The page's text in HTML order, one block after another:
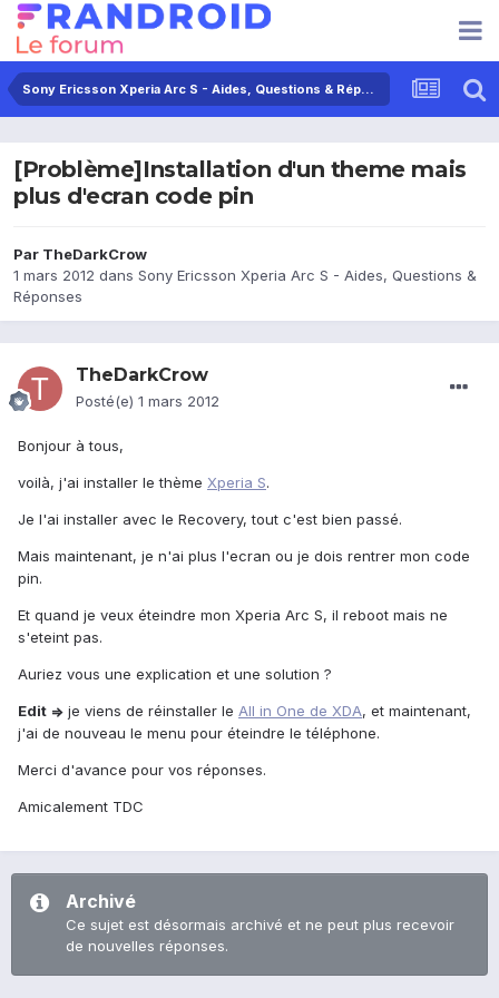
Sony Ericsson Xperia Arc S - Aides, Questions & Réponses
[Problème]Installation d'un theme mais
plus d'ecran code pin
Par TheDarkCrow
1 mars 2012 dans Sony Ericsson Xperia Arc S - Aides, Questions &
Réponses
TheDarkCrow
Posté(e) 1 mars 2012
Bonjour à tous,
voilà, j'ai installer le thème Xperia S.
Je l'ai installer avec le Recovery, tout c'est bien passé.
Mais maintenant, je n'ai plus l'ecran ou je dois rentrer mon code
pin.
Et quand je veux éteindre mon Xperia Arc S, il reboot mais ne
s'eteint pas.
Auriez vous une explication et une solution ?
Edit => je viens de réinstaller le All in One de XDA, et maintenant,
j'ai de nouveau le menu pour éteindre le téléphone.
Merci d'avance pour vos réponses.
Amicalement TDC
Archivé
Ce sujet est désormais archivé et ne peut plus recevoir
de nouvelles réponses.